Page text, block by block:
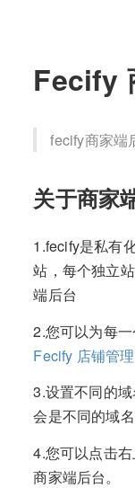
Fecify
fecify商家端
关于商家
1.fecify是私有
站，每个独立
端后台
2.您可以为每
Fecify 店铺管理
3.设置不同的
会是不同的域名
4.您可以点击
商家端后台。